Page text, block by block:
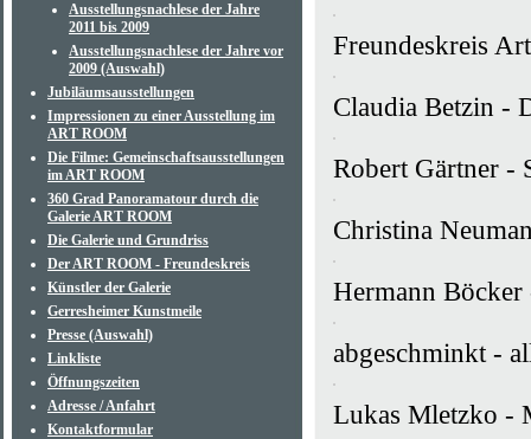
Ausstellungsnachlese der Jahre
2011 bis 2009
Ausstellungsnachlese der Jahre vor
2009 (Auswahl)
Jubiläumsausstellungen
Impressionen zu einer Ausstellung im
ART ROOM
Die Filme: Gemeinschaftsausstellungen
im ART ROOM
360 Grad Panoramatour durch die
Galerie ART ROOM
Die Galerie und Grundriss
Der ART ROOM - Freundeskreis
Künstler der Galerie
Gerresheimer Kunstmeile
Presse (Auswahl)
Linkliste
Öffnungszeiten
Adresse / Anfahrt
Kontaktformular
Freundeskreis
Claudia Betzin -
Robert Gärtner -
Christina
Hermann Böcker
abgeschminkt -
Lukas Mletzko -